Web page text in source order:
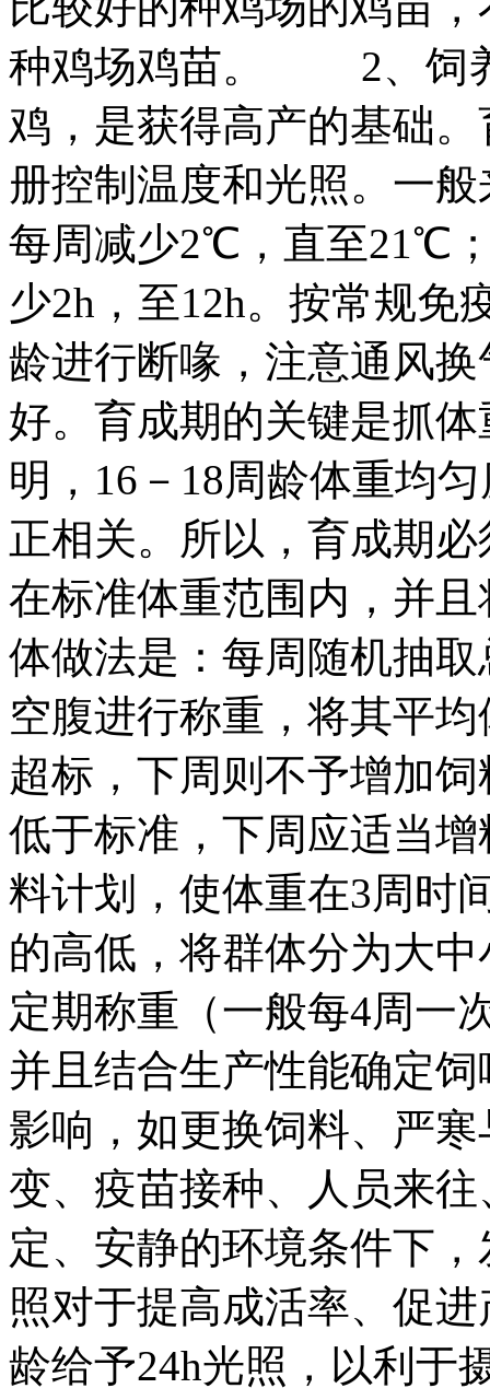
种鸡场鸡苗。 2、饲
鸡，是获得高产的基础
册控制温度和光照。一
每周减少2℃，直至21℃
少2h，至12h。按常规免
龄进行断喙，注意通风
好。育成期的关键是抓
明，16－18周龄体重均
正相关。所以，育成期
在标准体重范围内，并
体做法是：每周随机抽
空腹进行称重，将其平
超标，下周则不予增加
低于标准，下周应适当
料计划，使体重在3周时
的高低，将群体分为
定期称重（一般每4周一
并且结合生产性能确定
影响，如更换饲料、严
变、疫苗接种、人员来
定、安静的环境条件
照对于提高成活率、促
龄给予24h光照，以利于